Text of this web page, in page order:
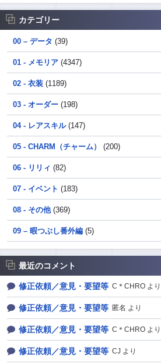
カテゴリー
00 – データ (39)
01 - メモリア (4347)
02 - 衣装 (1189)
03 - オーダー (198)
04 - レアスキル(147)
05 - CHARM（チャーム） (200)
06 - リリィ (82)
07 - イベント (183)
08 - その他(369)
09 – 暇つぶし番外編 (5)
最近のコメント
修正依頼／意見・要望等 C＊CHRO より
修正依頼／意見・要望等 匿名 より
修正依頼／意見・要望等 C＊CHRO より
修正依頼／意見・要望等 CJ より